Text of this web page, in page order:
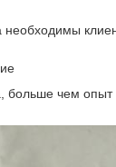
необходимы
чем опыт